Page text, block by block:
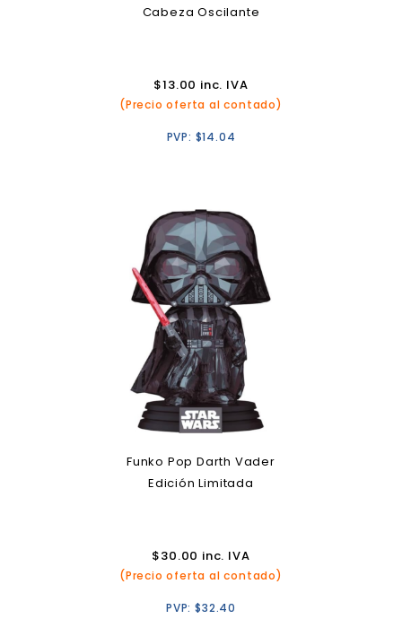
Cabeza Oscilante
$13.00 inc. IVA
(Precio oferta al contado)
PVP: $14.04
Funko Pop Darth Vader
Edición Limitada
$30.00 inc. IVA
(Precio oferta al contado)
PVP:$32.40